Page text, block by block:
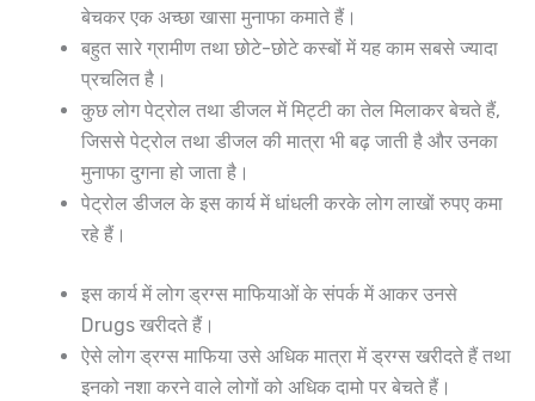
बेचकर एक अच्छा खासा मुनाफा कमाते हैं।
बहुत सारे ग्रामीण तथा छोटे-छोटे कस्बों में यह काम सबसे ज्यादा
प्रचलित है।
कुछ लोग पेट्रोल तथा डीजल में मिट्टी का तेल मिलाकर बेचते हैं,
जिससे पेट्रोल तथा डीजल की मात्रा भी बढ़ जाती है और उनका
मुनाफा दुगना हो जाता है।
पेट्रोल डीजल के इस कार्य में धांधली करके लोग लाखों रुपए कमा
रहे हैं।
इस कार्य में लोग ड्रग्स माफियाओं के संपर्क में आकर उनसे
Drugs खरीदते हैं।
ऐसे लोग ड्रग्स माफिया उसे अधिक मात्रा में ड्रग्स खरीदते हैं तथा
इनको नशा करने वाले लोगों को अधिक दामो पर बेचते हैं।